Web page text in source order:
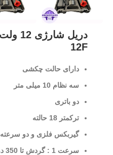
12F
دارای حالت چکشی
سه نظام 10 میلی متر
دو باتری
ترکمتر 18 حالته
گیربکس فلزی و دو سرعته
سرعت 1 : گردش تا 350 دور بر دقیقه